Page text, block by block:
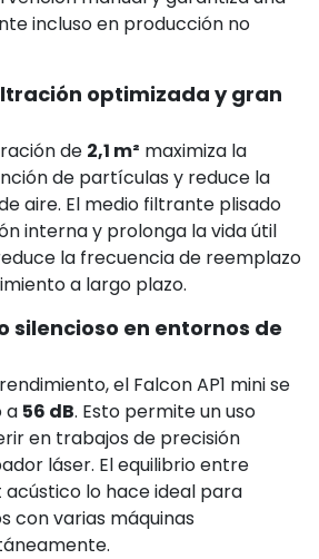
incluso en producción no
optimizada y gran
de 2,1 m² maximiza la
de partículas y reduce la
aire. El medio filtrante plisado
interna y prolonga la vida útil
la frecuencia de reemplazo
a largo plazo.
silencioso en entornos de
el Falcon AP1 mini se
a 56 dB. Esto permite un uso
en trabajos de precisión
láser. El equilibrio entre
lo hace ideal para
con varias máquinas